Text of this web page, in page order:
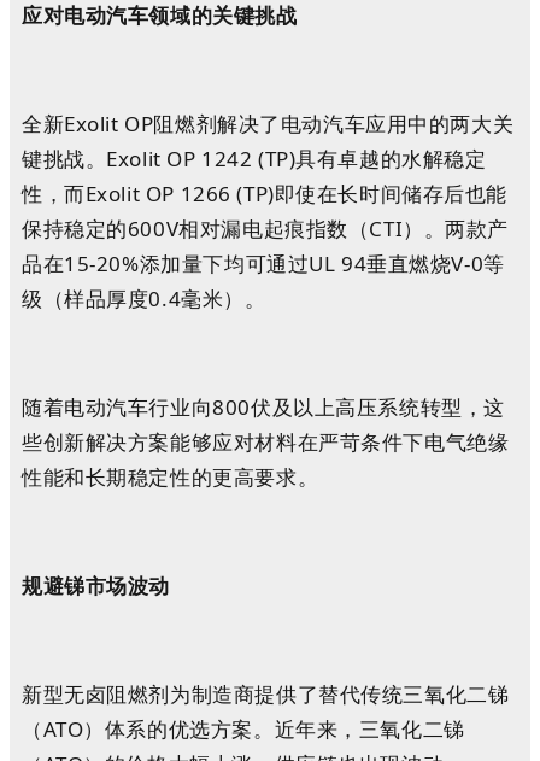
应对电动汽车领域的关键挑战
全新Exolit OP阻燃剂解决了电动汽车应用中的两大关
键挑战。Exolit OP 1242 (TP)具有卓越的水解稳定
性，而Exolit OP 1266 (TP)即使在长时间储存后也能
保持稳定的600V相对漏电起痕指数（CTI）。两款产
品在15-20%添加量下均可通过UL 94垂直燃烧V-0等
级（样品厚度0.4毫米）。
随着电动汽车行业向800伏及以上高压系统转型，这
些创新解决方案能够应对材料在严苛条件下电气绝缘
性能和长期稳定性的更高要求。
规避锑市场波动
新型无卤阻燃剂为制造商提供了替代传统三氧化二锑
（ATO）体系的优选方案。近年来，三氧化二锑